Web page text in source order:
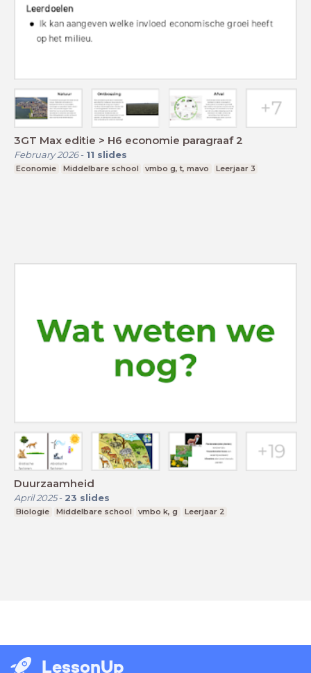
3GT Max editie > H6 economie paragraaf 2
February 2026- 11 slides
Economie Middelbare school vmbo g, t, mavo Leerjaar 3
Duurzaamheid
April 2025- 23 slides
Biologie Middelbare school vmbo k, g Leerjaar 2
LessonUp